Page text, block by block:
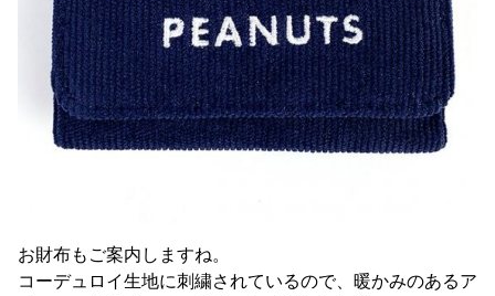
お財布もご案内しますね。
コーデュロイ生地に刺繍されているので、暖かみのあるア